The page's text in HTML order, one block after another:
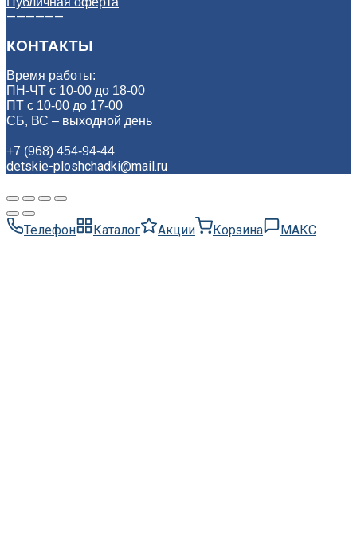
——————
КОНТАКТЫ
Время работы:
ПН-ЧТ с 10-00 до 18-00
ПТ с 10-00 до 17-00
СБ, ВС – выходной день
+7 (968) 454-94-44
detskie-ploshchadki@mail.ru
Телефон Каталог Акции Корзина МАКС